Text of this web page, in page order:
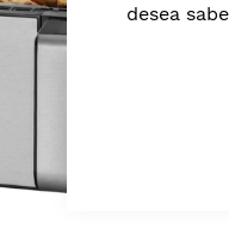
desea